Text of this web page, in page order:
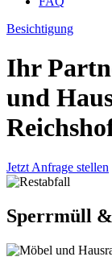
Besichtigung
Ihr
und
Jetzt Anfrage stellen
Sperrmüll